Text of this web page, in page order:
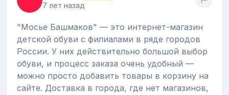
7 лет назад
"Мосье Башмаков" — это интернет-магазин
детской обуви с филиалами в ряде городов
России. У них действительно большой выбор
обуви, и процесс заказа очень удобный —
можно просто добавить товары в корзину на
сайте. Доставка в города, где нет магазинов,